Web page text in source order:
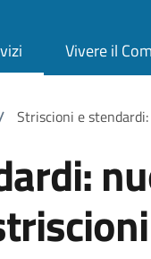
Vivere il
Striscioni e